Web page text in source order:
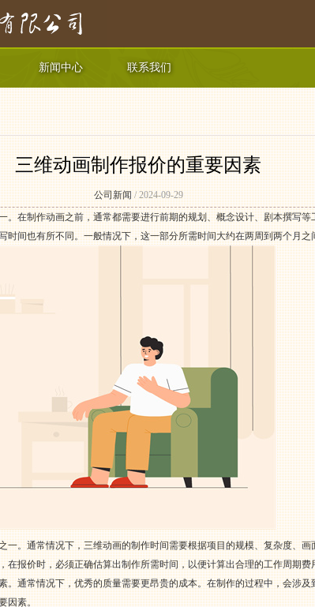
新闻中心 联系我们
三维动画制作报价的重要因素
公司新闻/ 2024-09-29
。在制作动画之前，通常都需要进行前期的规划、概念设计、剧本撰写
时间也有所不同。一般情况下，这一部分所需时间大约在两周到两个月之
一。通常情况下，三维动画的制作时间需要根据项目的规模、复杂度、
在报价时，必须正确估算出制作所需时间，以便计算出合理的工作周期费
。通常情况下，优秀的质量需要更昂贵的成本。在制作的过程中，会涉
因素。